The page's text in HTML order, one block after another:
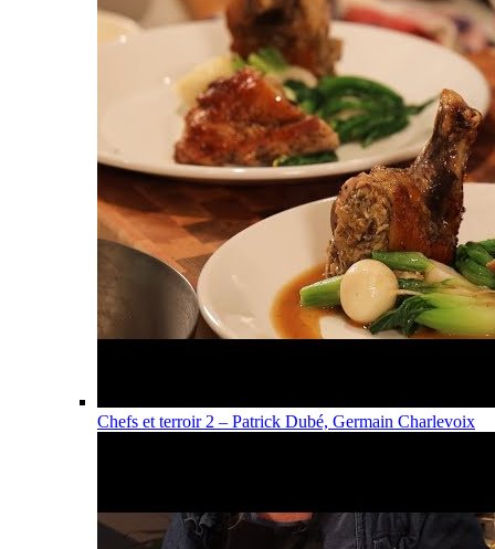
Chefs et terroir 2 – Patrick Dubé, Germain Charlevoix